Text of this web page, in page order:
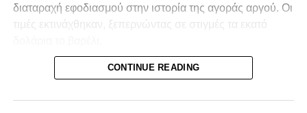
διαταραχή εφοδιασμού στην ιστορία της αγοράς αργού. Οι
τιμές εκτινάχθηκαν, ξεπερνώντας σε στιγμές τα εκατό
Για μια χώρα όπως η Κυπριακή Δημοκρατία, που
μέσω εισαγωγών, ένα τέτοιο σοκ δεν είναι μια αφηρημένη
CONTINUE READING